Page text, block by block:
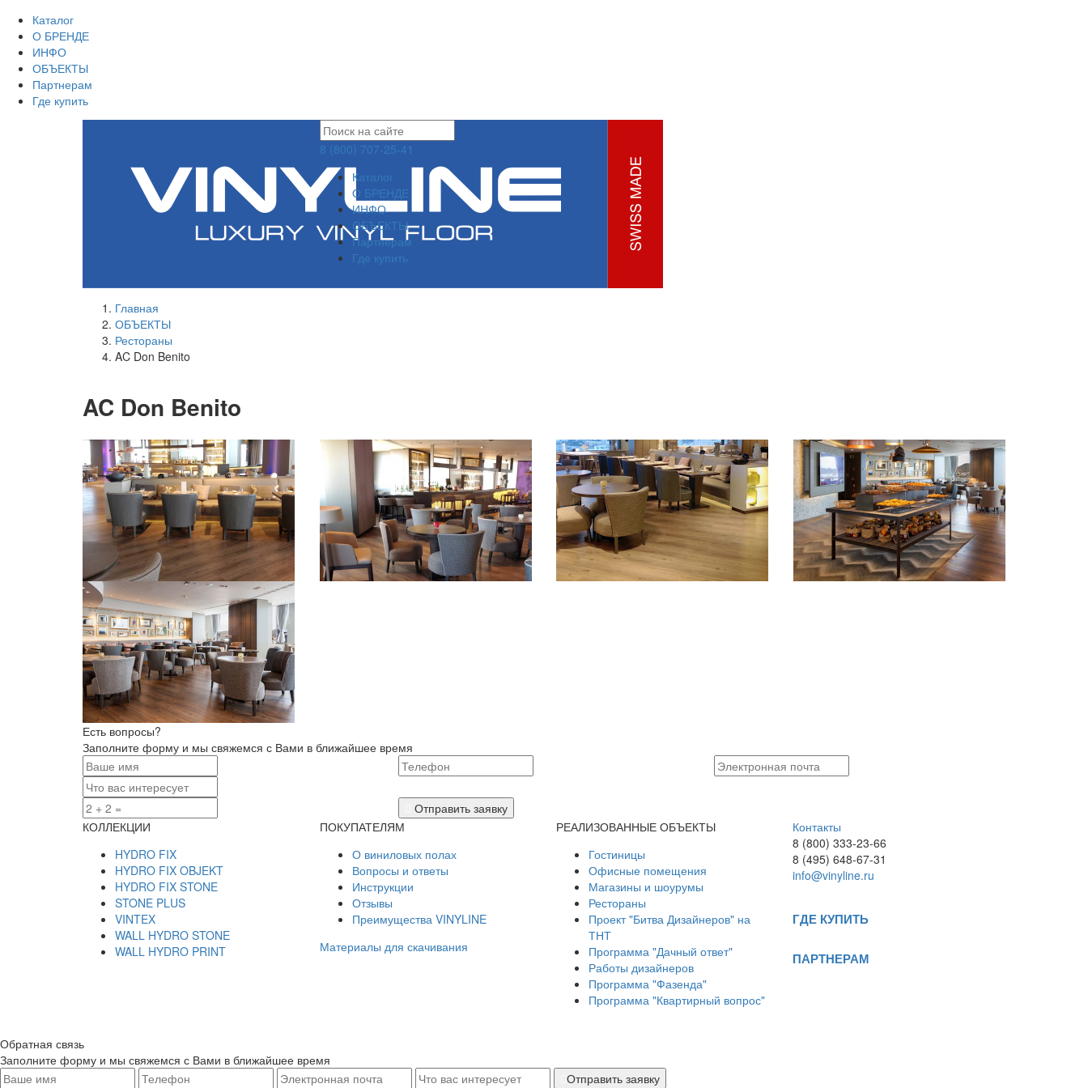
Каталог
О БРЕНДЕ
ИНФО
ОБЪЕКТЫ
Партнерам
Где купить
8 (800) 707-25-41
Каталог
О БРЕНДЕ
ИНФО
ОБЪЕКТЫ
Партнерам
Где купить
Главная
ОБЪЕКТЫ
Рестораны
AC Don Benito
AC Don Benito
Есть вопросы?
Заполните форму и мы свяжемся с Вами в ближайшее время
Отправить заявку
КОЛЛЕКЦИИ
HYDRO FIX
HYDRO FIX OBJEKT
HYDRO FIX STONE
STONE PLUS
VINTEX
WALL HYDRO STONE
WALL HYDRO PRINT
ПОКУПАТЕЛЯМ
О виниловых полах
Вопросы и ответы
Инструкции
Отзывы
Преимущества VINYLINE
Материалы для скачивания
РЕАЛИЗОВАННЫЕ ОБЪЕКТЫ
Гостиницы
Офисные помещения
Магазины и шоурумы
Рестораны
Проект "Битва Дизайнеров" на
ТНТ
Программа "Дачный ответ"
Работы дизайнеров
Программа "Фазенда"
Программа "Квартирный вопрос"
Контакты
8 (800) 333-23-66
8 (495) 648-67-31
info@vinyline.ru
ГДЕ КУПИТЬ
ПАРТНЕРАМ
Обратная связь
Заполните форму и мы свяжемся с Вами в ближайшее время
Отправить заявку